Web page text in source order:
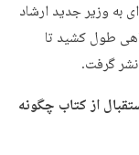
به وزیر جدید ارشاد
طول کشید تا
گرفت.
از کتاب چگونه